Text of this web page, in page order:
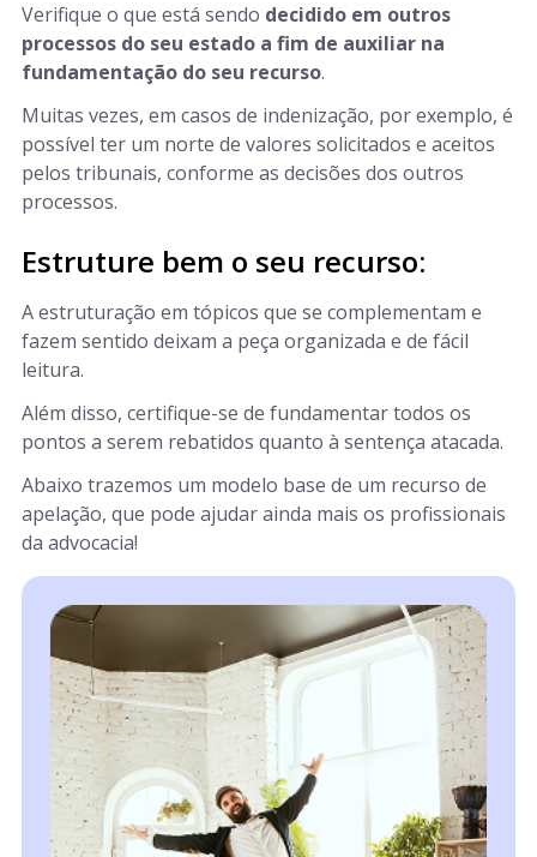
Verifique o que está sendo decidido em outros
processos do seu estado a fim de auxiliar na
fundamentação do seu recurso.
Muitas vezes, em casos de indenização, por exemplo, é
possível ter um norte de valores solicitados e aceitos
pelos tribunais, conforme as decisões dos outros
processos.
Estruture bem o seu recurso:
A estruturação em tópicos que se complementam e
fazem sentido deixam a peça organizada e de fácil
leitura.
Além disso, certifique-se de fundamentar todos os
pontos a serem rebatidos quanto à sentença atacada.
Abaixo trazemos um modelo base de um recurso de
apelação, que pode ajudar ainda mais os profissionais
da advocacia!